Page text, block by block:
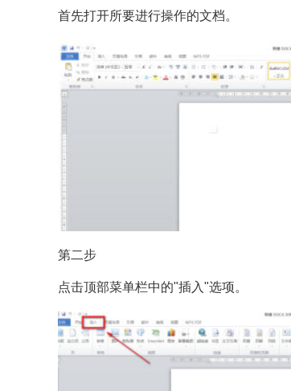
首先打开所要进行操作的文档。
第二步
点击顶部菜单栏中的"插入"选项。